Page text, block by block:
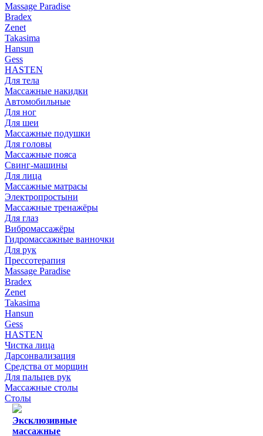
Massage Paradise
Bradex
Zenet
Takasima
Hansun
Gess
HASTEN
Для тела
Массажные накидки
Автомобильные
Для ног
Для шеи
Массажные подушки
Для головы
Массажные пояса
Свинг-машины
Для лица
Массажные матрасы
Электропростыни
Массажные тренажёры
Для глаз
Вибромассажёры
Гидромассажные ванночки
Для рук
Прессотерапия
Massage Paradise
Bradex
Zenet
Takasima
Hansun
Gess
HASTEN
Чистка лица
Дарсонвализация
Средства от морщин
Для пальцев рук
Массажные столы
Столы
Эксклюзивные
массажные